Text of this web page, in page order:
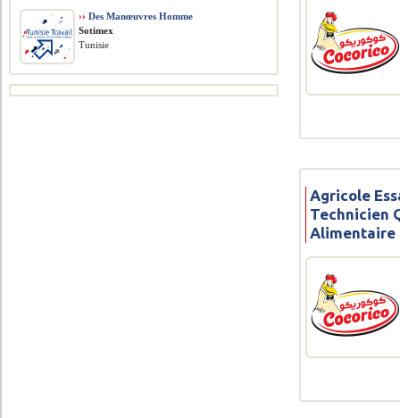
Agricole
Technicien
Alimentaire
›› Des Manœuvres Homme
Sotimex
Tunisie